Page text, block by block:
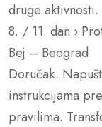
druge aktivnosti.
8. / 11. dan ›
Bej – Beograd
Doručak.
instrukcijama
pravilima.